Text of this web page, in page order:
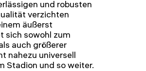
und robusten
verzichten
äußerst
sich sowohl zum
auch größerer
nahezu universell
Stadion und so weiter.